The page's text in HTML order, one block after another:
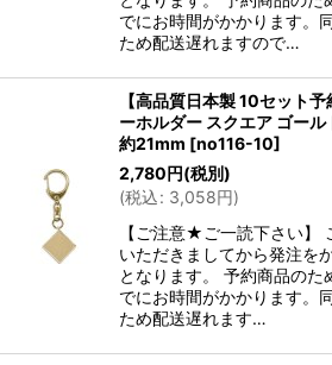
でにお時間がかかります。
ため配送遅れますので…
【高品質日本製 10セット
ーホルダー スクエア ゴー
約21mm [no116-10]
2,780円(税別)
(税込: 3,058円)
【ご注意★ご一読下さい】
いただきましてから発注を
となります。 予約商品のた
でにお時間がかかります。
ため配送遅れます…